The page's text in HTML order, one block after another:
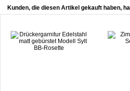
Kunden, die diesen Artikel gekauft haben,